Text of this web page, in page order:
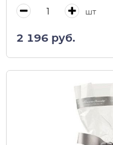
шт
2 196 руб.